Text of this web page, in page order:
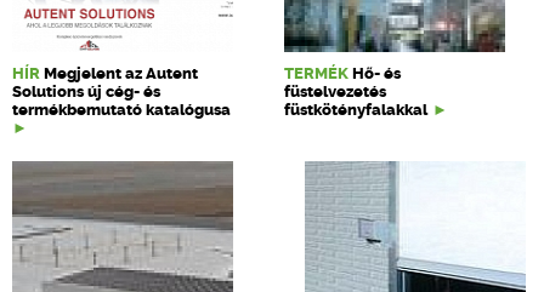
HÍR Megjelent az Autent
Solutions új cég- és
termékbemutató katalógusa
TERMÉK Hő- és
füstelvezetés
füstkötényfalakkal